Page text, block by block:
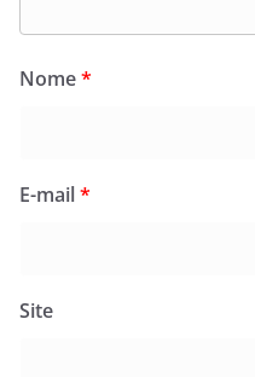
Nome*
E-mail*
Site